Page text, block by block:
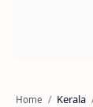
Home Kerala